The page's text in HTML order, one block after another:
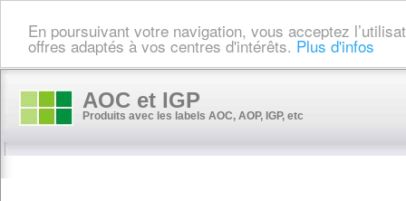
En poursuivant votre navigation, vous acceptez
offres adaptés à vos centres d'intérêts. Plus d'infos
AOC et IGP
Produits avec les labels AOC, AOP, IGP, etc